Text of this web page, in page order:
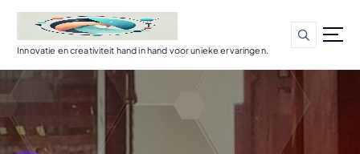
r
d
e
Innovatie en creativiteit hand in hand voor unieke ervaringen.